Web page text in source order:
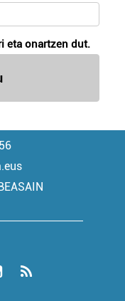
eta onartzen dut.